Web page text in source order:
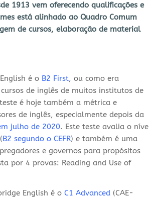
1913 vem oferecendo qualificações e
está alinhado ao Quadro Comum
de cursos, elaboração de material
é o B2 First, ou como era
de inglês de muitos institutos de
é hoje também a métrica e
de inglês, especialmente depois da
julho de 2020. Este teste avalia o
B2 segundo o CEFR) e também é uma
e governos para propósitos
por 4 provas: Reading and Use of
English é o C1 Advanced (CAE-